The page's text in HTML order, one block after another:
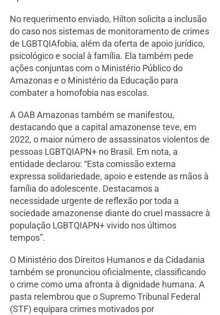
No requerimento enviado, Hilton solicita a inclusão
do caso nos sistemas de monitoramento de crimes
de LGBTQIAfobia, além da oferta de apoio jurídico,
psicológico e social à família. Ela também pede
ações conjuntas com o Ministério Público do
Amazonas e o Ministério da Educação para
combater a homofobia nas escolas.
A OAB Amazonas também se manifestou,
destacando que a capital amazonense teve, em
2022, o maior número de assassinatos violentos de
pessoas LGBTQIAPN+ no Brasil. Em nota, a
entidade declarou: “Esta comissão externa
expressa solidariedade, apoio e estende as mãos à
família do adolescente. Destacamos a
necessidade urgente de reflexão por toda a
sociedade amazonense diante do cruel massacre à
população LGBTQIAPN+ vivido nos últimos
tempos”.
O Ministério dos Direitos Humanos e da Cidadania
também se pronunciou oficialmente, classificando
o crime como uma afronta à dignidade humana. A
pasta relembrou que o Supremo Tribunal Federal
(STF) equipara crimes motivados por